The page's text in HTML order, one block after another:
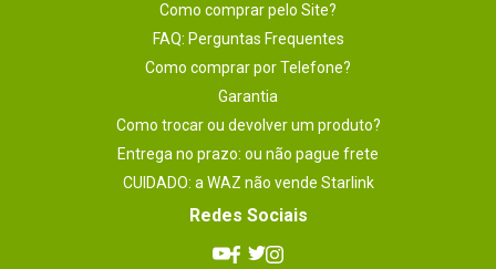
Como comprar pelo Site?
FAQ: Perguntas Frequentes
Como comprar por Telefone?
Garantia
Como trocar ou devolver um produto?
Entrega no prazo: ou não pague frete
CUIDADO: a WAZ não vende Starlink
Redes Sociais